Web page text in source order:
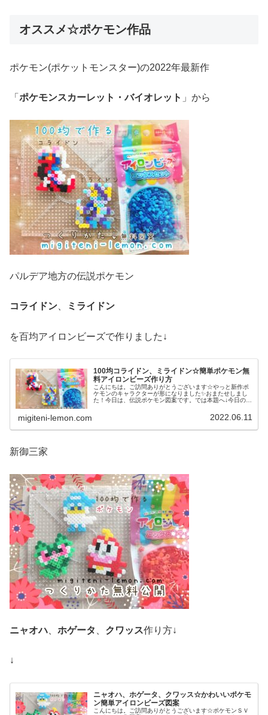
オススメ☆ポケモン作品
ポケモン(ポケットモンスター)の2022年最新作
「 ポケモンスカーレット・バイオレット 」から
パルデア地方の伝説ポケモン
コライドン、 ミライドン
を百均アイロンビーズで作りました↓
100均コライドン、ミライドン☆簡単ポケモン無
料アイロンビーズ作り方
こんにちは。ご訪問ありがとうございます☆やっと新作ポ
ケモンのキャラクターが形になりました✨おまたせしまし
た！今日は、伝説ポケモン図案です。では本題へ↓今日の作
migiteni-lemon.com 2022.06.11
新御三家
ニャオハ ホゲータ クワッス作り方↓
↓
ニャオハ、ホゲータ、クワッス☆かわいいポケモ
ン簡単アイロンビーズ図案
こんにちは。ご訪問ありがとうございます☆ポケモンＳＶ